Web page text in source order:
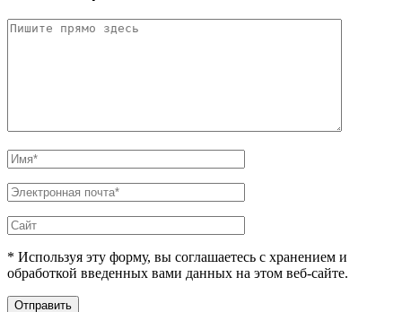
* Используя эту форму, вы соглашаетесь с хранением и
обработкой введенных вами данных на этом веб-сайте.